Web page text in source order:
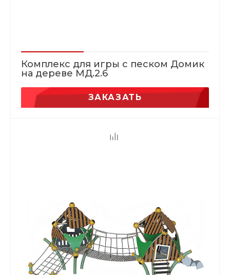
Комплекс для игры с песком Домик
на дереве МД.2.6
ЗАКАЗАТЬ